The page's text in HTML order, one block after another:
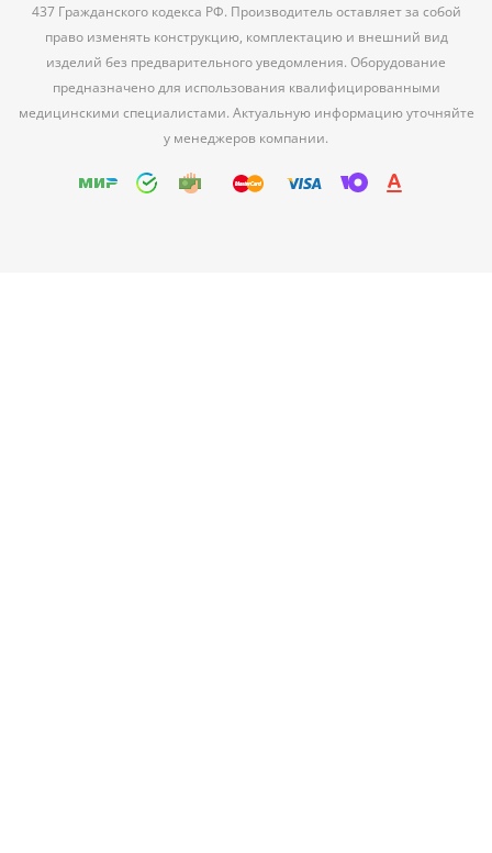
437 Гражданского кодекса РФ. Производитель оставляет за собой
право изменять конструкцию, комплектацию и внешний вид
изделий без предварительного уведомления. Оборудование
предназначено для использования квалифицированными
медицинскими специалистами. Актуальную информацию уточняйте
у менеджеров компании.